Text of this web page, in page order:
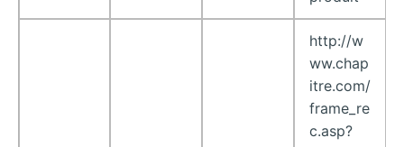
http://w
ww.chap
itre.com/
frame_re
c.asp?